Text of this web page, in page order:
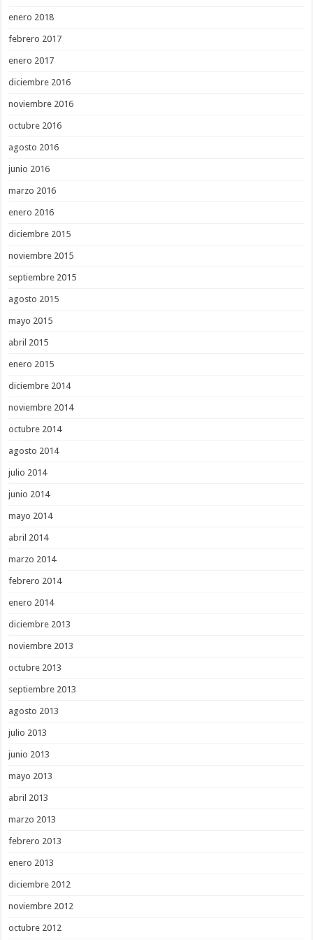
enero 2018
febrero 2017
enero 2017
diciembre 2016
noviembre 2016
octubre 2016
agosto 2016
junio 2016
marzo 2016
enero 2016
diciembre 2015
noviembre 2015
septiembre 2015
agosto 2015
mayo 2015
abril 2015
enero 2015
diciembre 2014
noviembre 2014
octubre 2014
agosto 2014
julio 2014
junio 2014
mayo 2014
abril 2014
marzo 2014
febrero 2014
enero 2014
diciembre 2013
noviembre 2013
octubre 2013
septiembre 2013
agosto 2013
julio 2013
junio 2013
mayo 2013
abril 2013
marzo 2013
febrero 2013
enero 2013
diciembre 2012
noviembre 2012
octubre 2012